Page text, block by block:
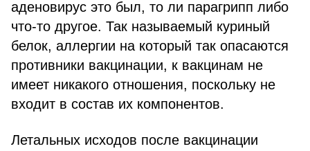
аденовирус это был, то ли парагрипп либо
что-то другое. Так называемый куриный
белок, аллергии на который так опасаются
противники вакцинации, к вакцинам не
имеет никакого отношения, поскольку не
входит в состав их компонентов.
Летальных исходов после вакцинации